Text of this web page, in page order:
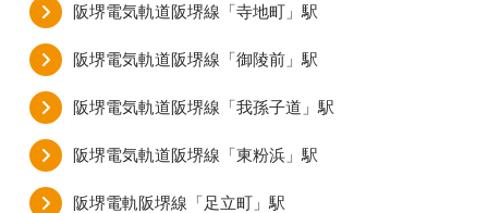
阪堺電気軌道阪堺線「寺地町」駅
阪堺電気軌道阪堺線「御陵前」駅
阪堺電気軌道阪堺線「我孫子道」駅
阪堺電気軌道阪堺線「東粉浜」駅
阪堺電軌阪堺線「足立町」駅